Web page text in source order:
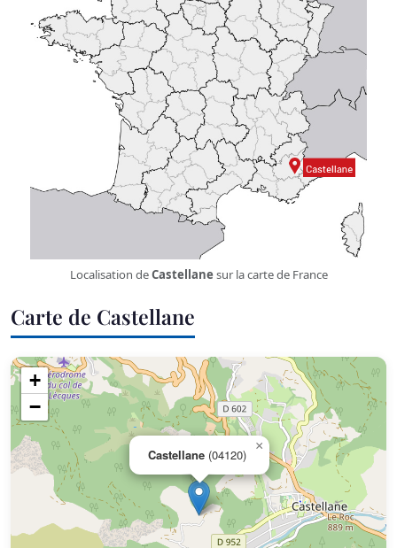
Localisation deCastellanesur la carte de France
Carte de Castellane
Castellane (04120)
×
+
−